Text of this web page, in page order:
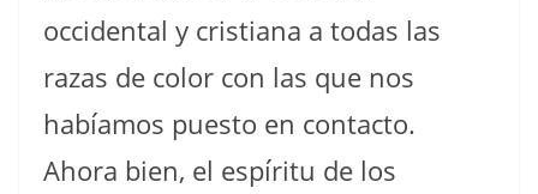
occidental y cristiana a todas las
razas de color con las que nos
habíamos puesto en contacto.
Ahora bien, el espíritu de los